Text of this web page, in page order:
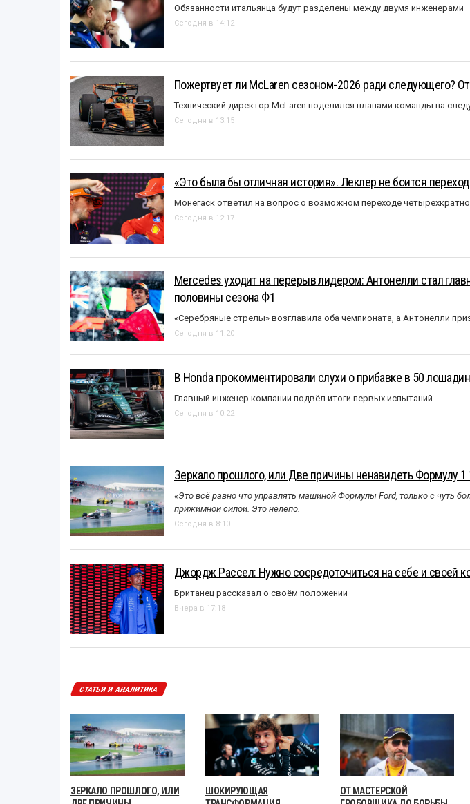
Обязанности итальянца будут разделены между двумя инженерами
Сегодня в 14:12
Пожертвует ли McLaren сезоном-2026 ради следующего?
Технический директор McLaren поделился планами команды на
Сегодня в 13:15
«Это была бы отличная история». Леклер не боится
Монегаск ответил на вопрос о возможном переходе
Сегодня в 12:17
Mercedes уходит на перерыв лидером: Антонелли стал
половины сезона Ф1
«Серебряные стрелы» возглавила оба чемпионата, а Антонелли
Сегодня в 11:20
В Honda прокомментировали слухи о прибавке в 50
Главный инженер компании подвёл итоги первых испытаний
Сегодня в 10:22
Зеркало прошлого, или Две причины ненавидеть Формулу 1
«Это всё равно что управлять машиной Формулы Ford, только с чуть
прижимной силой. Это нелепо.
Сегодня в 8:10
Джордж Рассел: Нужно сосредоточиться на себе и своей
Британец рассказал о своём положении
Вчера в 17:18
СТАТЬИ И АНАЛИТИКА
ЗЕРКАЛО ПРОШЛОГО, ИЛИ
ШОКИРУЮЩАЯ
ОТ МАСТЕРСКОЙ